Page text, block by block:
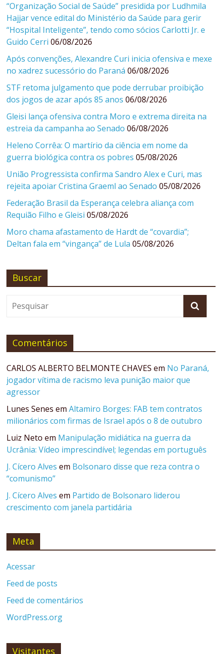
“Organização Social de Saúde” presidida por Ludhmila
Hajjar vence edital do Ministério da Saúde para gerir
“Hospital Inteligente”, tendo como sócios Carlotti Jr. e
Guido Cerri 06/08/2026
Após convenções, Alexandre Curi inicia ofensiva e mexe
no xadrez sucessório do Paraná 06/08/2026
STF retoma julgamento que pode derrubar proibição
dos jogos de azar após 85 anos 06/08/2026
Gleisi lança ofensiva contra Moro e extrema direita na
estreia da campanha ao Senado 06/08/2026
Heleno Corrêa: O martírio da ciência em nome da
guerra biológica contra os pobres 05/08/2026
União Progressista confirma Sandro Alex e Curi, mas
rejeita apoiar Cristina Graeml ao Senado 05/08/2026
Federação Brasil da Esperança celebra aliança com
Requião Filho e Gleisi 05/08/2026
Moro chama afastamento de Hardt de “covardia”;
Deltan fala em “vingança” de Lula 05/08/2026
Buscar
Comentários
CARLOS ALBERTO BELMONTE CHAVES em No Paraná,
jogador vítima de racismo leva punição maior que
agressor
Lunes Senes emAltamiro Borges: FAB tem contratos
milionários com firmas de Israel após o 8 de outubro
Luiz Neto em Manipulação midiática na guerra da
Ucrânia: Vídeo imprescindível; legendas em português
J. Cícero Alves em Bolsonaro disse que reza contra o
“comunismo”
J. Cícero Alves em Partido de Bolsonaro liderou
crescimento com janela partidária
Meta
Acessar
Feed de posts
Feed de comentários
WordPress.org
Visitantes